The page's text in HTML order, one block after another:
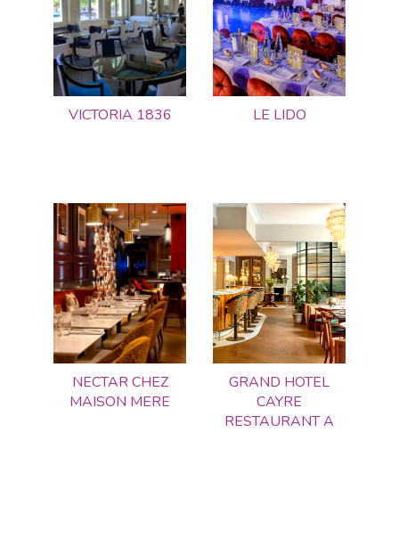
VICTORIA 1836 LE LIDO
NECTAR CHEZ
MAISON MERE
GRAND HOTEL
CAYRE
RESTAURANT A